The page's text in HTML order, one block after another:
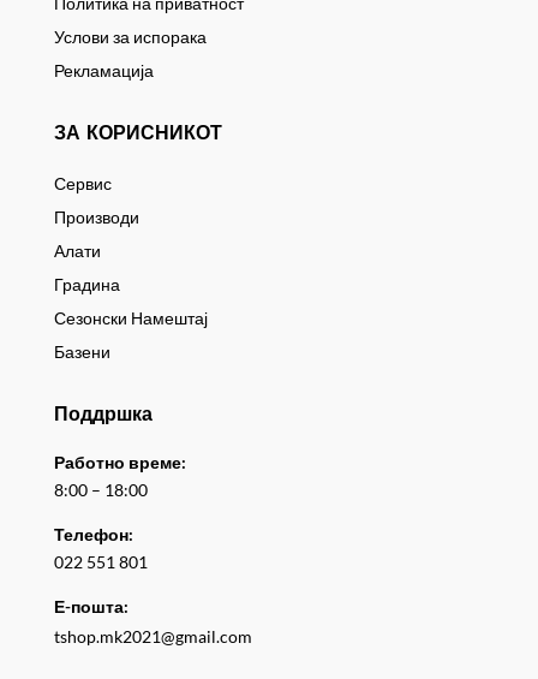
Услови за испорака
Рекламација
ЗА КОРИСНИКОТ
Сервис
Производи
Алати
Градина
Сезонски Намештај
Базени
Поддршка
Работно време:
8:00 – 18:00
Телефон:
022 551 801
Е-пошта:
tshop.mk2021@gmail.com